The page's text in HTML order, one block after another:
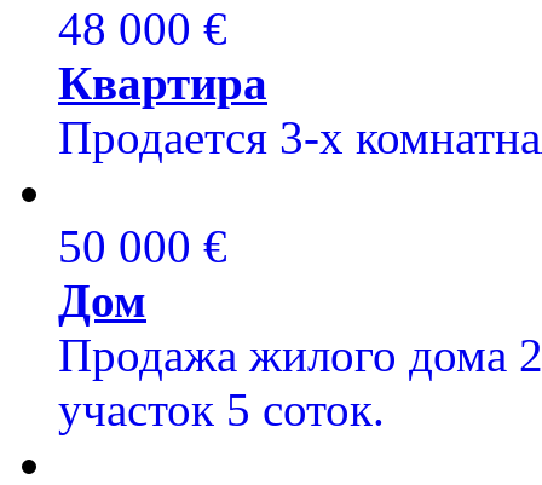
48 000 €
Квартира
Продается 3-х
50 000 €
Дом
Продажа жилого дома
участок 5 соток.